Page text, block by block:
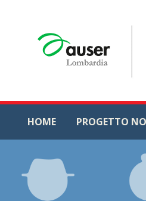
HOME PROGETTO